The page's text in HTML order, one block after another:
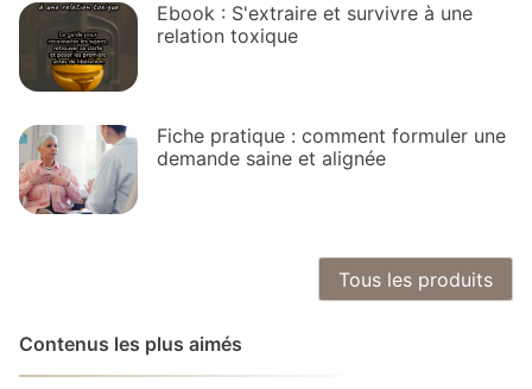
Ebook : S'extraire et survivre à une
relation toxique
Fiche pratique : comment formuler une
demande saine et alignée
Tous les produits
Contenus les plus aimés